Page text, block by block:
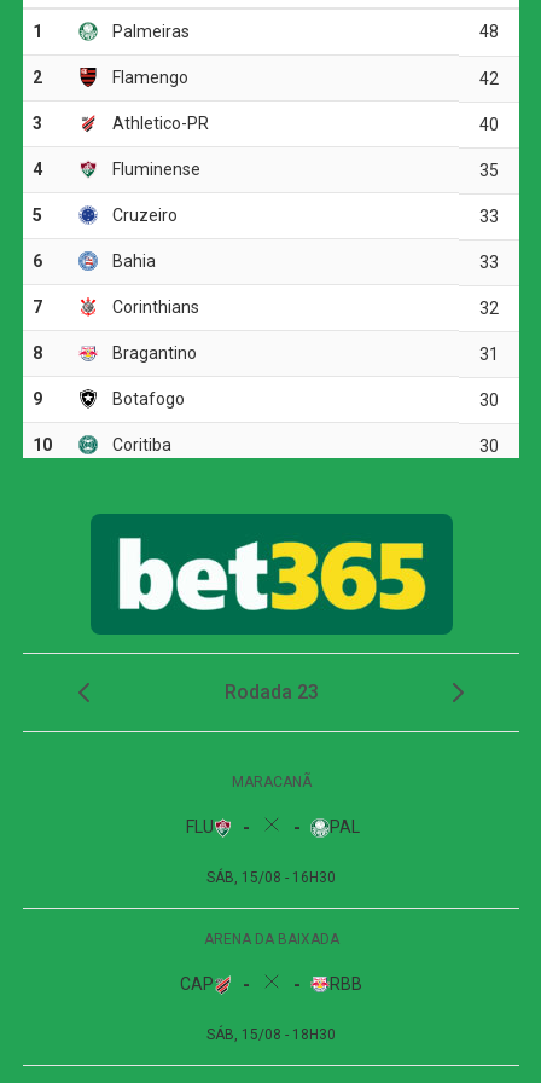
semiautomático.
O ímpeto do time da casa não diminuiu. Aos 17 minutos,
Rodrigo Nestor cobrou falta direta e obrigou Hugo Souza
a fazer boa defesa. O Bahia seguiu pressionando, mas o
jogo passou a ficar truncado, com cinco cartões amarelos
até o fim da primeira etapa.
Aos 46 minutos, Véliz cabeceou para fora após
cruzamento de Erick Pulga. Dois minutos depois, porém,
o empate saiu. Rodrigo Nestor cobrou escanteio e David
Duarte subiu mais que a marcação para empatar a
partida antes do intervalo.
Cruzeiro vence a Chapecoense e está nas
quartas de final da Copa do Brasil
chances demoraram a aparecer. A primeira grande
oportunidade veio aos 29 minutos, quando Jean Lucas
lançou Erick Pulga, que finalizou forte e parou em grande
semiautomático.
goleiro Ronaldo saiu da área e afastou mal a bola. André
Carrillo aproveitou o rebote e bateu de longe, mas errou o
alvo, mantendo o empate no placar.
colocação. O Corinthians caiu para o oitavo lugar, com 28
vençam seus jogos neste domingo, o Timão pode
terminar a rodada na 13ª posição.